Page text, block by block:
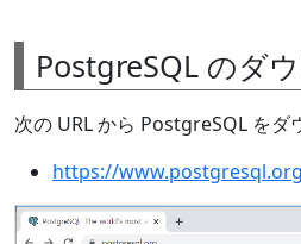
PostgreSQL のダ
次の URL から PostgreSQL をダ
https://